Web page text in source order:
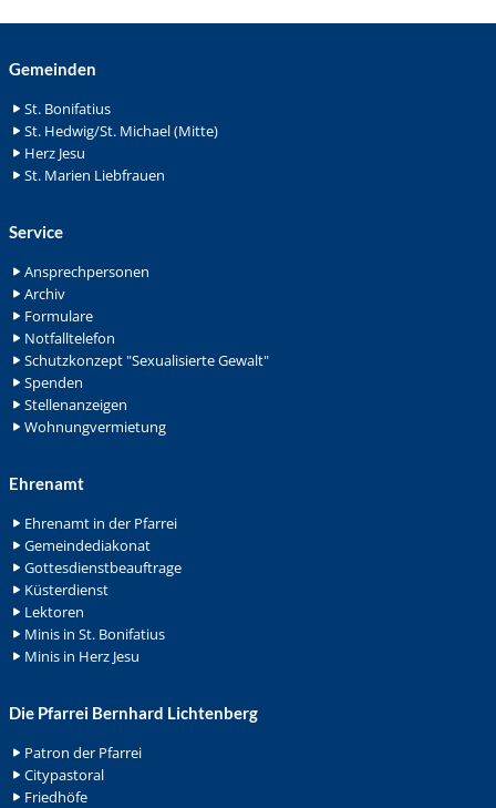
Gemeinden
St. Bonifatius
St. Hedwig/St. Michael (Mitte)
Herz Jesu
St. Marien Liebfrauen
Service
Ansprechpersonen
Archiv
Formulare
Notfalltelefon
Schutzkonzept "Sexualisierte Gewalt"
Spenden
Stellenanzeigen
Wohnungvermietung
Ehrenamt
Ehrenamt in der Pfarrei
Gemeindediakonat
Gottesdienstbeauftrage
Küsterdienst
Lektoren
Minis in St. Bonifatius
Minis in Herz Jesu
Die Pfarrei Bernhard Lichtenberg
Patron der Pfarrei
Citypastoral
Friedhöfe